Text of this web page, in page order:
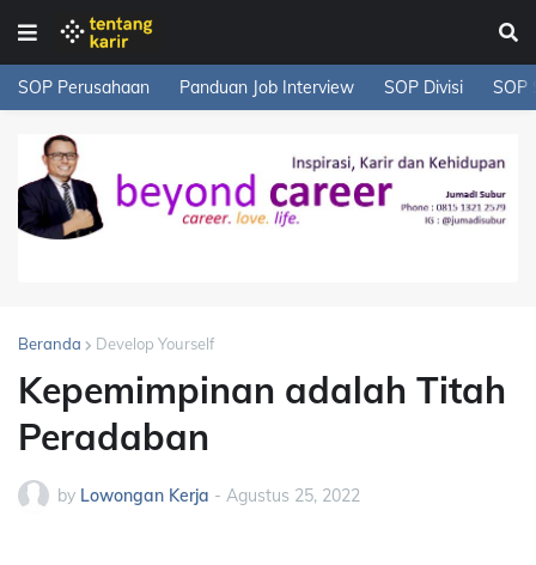
SOP Perusahaan Panduan Job Interview SOP Divisi SOP
Beranda Develop Yourself
Kepemimpinan adalah Titah
Peradaban
by Lowongan Kerja - Agustus 25, 2022